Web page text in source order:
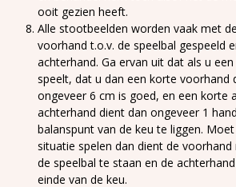
ooit gezien heeft.
Alle stootbeelden worden vaak met
voorhand t.o.v. de speelbal gespeeld
achterhand. Ga ervan uit dat als u
speelt, dat u dan een korte voorhand
ongeveer 6 cm is goed, en een korte
achterhand dient dan ongeveer 1
balanspunt van de keu te liggen.
situatie spelen dan dient de
de speelbal te staan en de
einde van de keu.